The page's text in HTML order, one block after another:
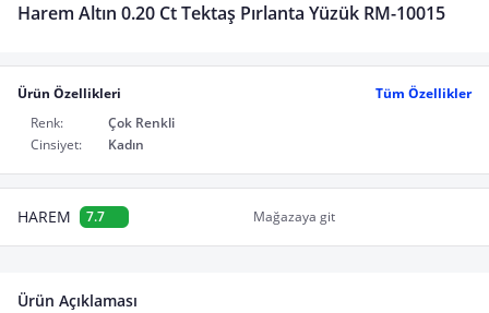
Harem Altın 0.20 Ct Tektaş Pırlanta Yüzük RM-10015
Ürün Özellikleri
Tüm Özellikler
Renk:
Çok Renkli
Cinsiyet:
Kadın
HAREM 7.7 Mağazaya git
Ürün Açıklaması